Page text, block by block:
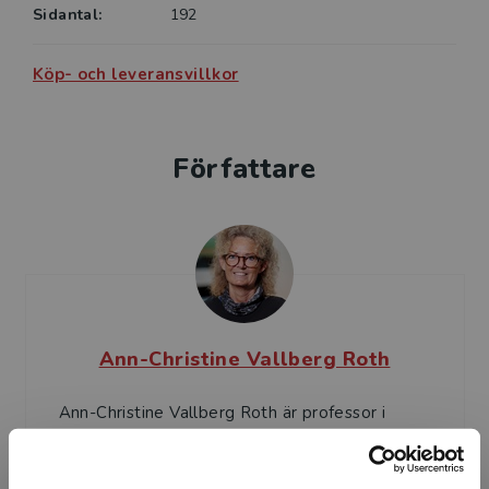
Sidantal:
192
Köp- och leveransvillkor
Författare
Ann-Christine Vallberg Roth
Ann-Christine Vallberg Roth är professor i
erfarenhet av arbete som lärare i förskola,